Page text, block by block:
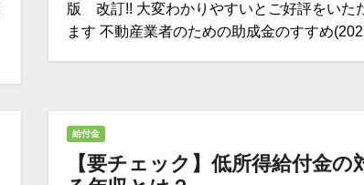
版 改訂!! 大変わかりやすいとご好評をいた
ます 不動産業者のための助成金のすすめ
給付金
【要チェック】低所得給付金の